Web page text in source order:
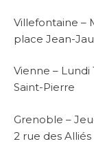
Villefontaine –
place Jean-
Vienne – Lundi
Saint-Pierre
Grenoble –
2 rue des Alliés